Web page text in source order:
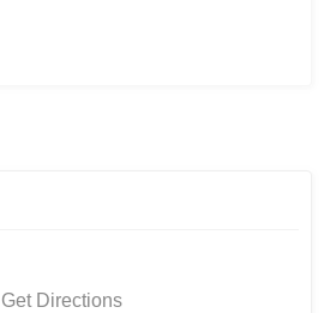
Get Directions